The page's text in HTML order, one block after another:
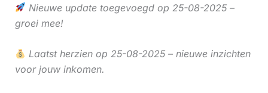
Nieuwe update toegevoegd op 25-08-2025 –
groei mee!
Laatst herzien op 25-08-2025 – nieuwe inzichten
voor jouw inkomen.